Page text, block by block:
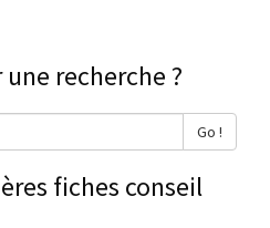
recherche ?
Go !
fiches conseil